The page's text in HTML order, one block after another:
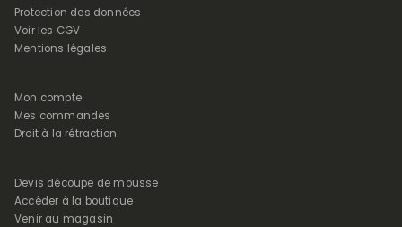
Protection des données
Voir les CGV
Mentions légales
Mon compte
Mes commandes
Droit à la rétraction
Devis découpe de mousse
Accéder à la boutique
Venir au magasin